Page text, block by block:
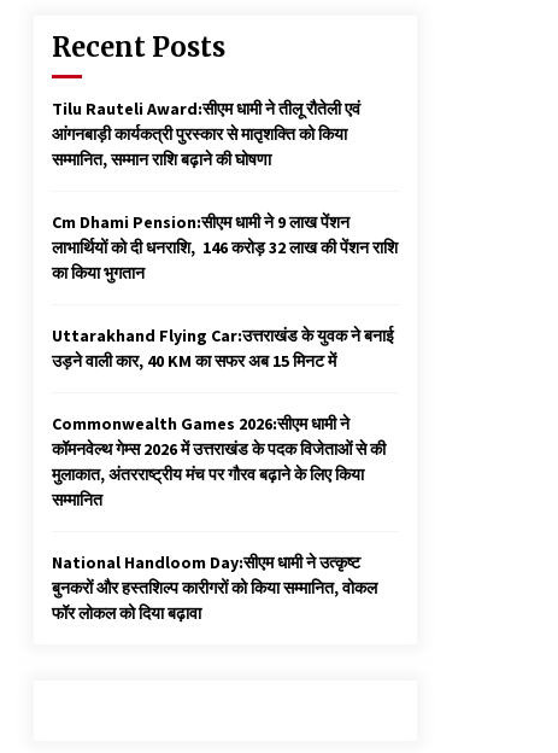
Recent Posts
Tilu Rauteli Award:सीएम धामी ने तीलू रौतेली एवं
आंगनबाड़ी कार्यकत्री पुरस्कार से मातृशक्ति को किया
सम्मानित, सम्मान राशि बढ़ाने की घोषणा
Cm Dhami Pension:सीएम धामी ने 9 लाख पेंशन
लाभार्थियों को दी धनराशि, ₹ 146 करोड़ 32 लाख की पेंशन राशि
का किया भुगतान
Uttarakhand Flying Car:उत्तराखंड के युवक ने बनाई
उड़ने वाली कार, 40 KM का सफर अब 15 मिनट में
Commonwealth Games 2026:सीएम धामी ने
कॉमनवेल्थ गेम्स 2026 में उत्तराखंड के पदक विजेताओं से की
मुलाकात, अंतरराष्ट्रीय मंच पर गौरव बढ़ाने के लिए किया
सम्मानित
National Handloom Day:सीएम धामी ने उत्कृष्ट
बुनकरों और हस्तशिल्प कारीगरों को किया सम्मानित, वोकल
फॉर लोकल को दिया बढ़ावा